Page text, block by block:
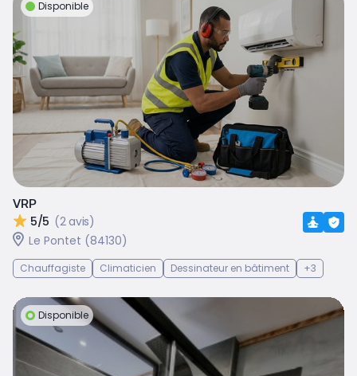
Disponible
VRP
5/5 (2 avis)
Le Pontet (84130)
Chauffagiste Climaticien Dessinateur en bâtiment +3
Disponible